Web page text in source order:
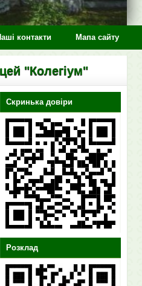
контакти Мапа сайту
Скринька довіри
Розклад